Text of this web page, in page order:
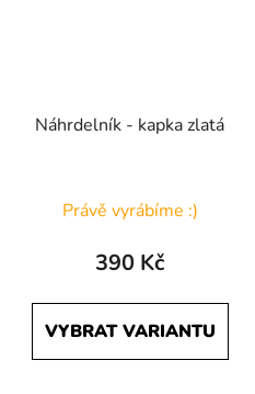
Náhrdelník - kapka zlatá
Právě vyrábíme :)
390 Kč
VYBRAT VARIANTU